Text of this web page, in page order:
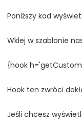
Poniższy kod
Wklej w szablonie
{hook
Hook ten zwróci
Jeśli chcesz